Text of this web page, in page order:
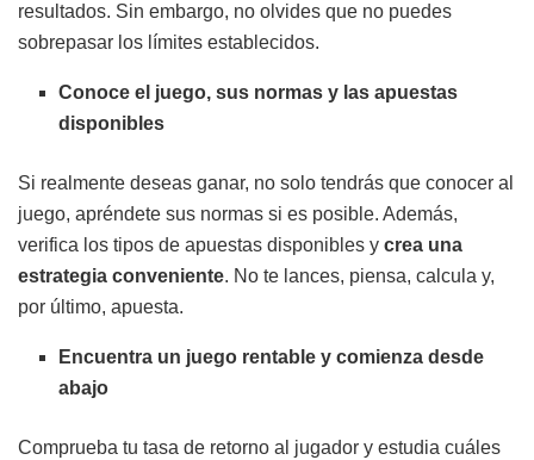
resultados. Sin embargo, no olvides que no puedes
sobrepasar los límites establecidos.
Conoce el juego, sus normas y las apuestas
disponibles
Si realmente deseas ganar, no solo tendrás que conocer al
juego, apréndete sus normas si es posible. Además,
verifica los tipos de apuestas disponibles y crea una
estrategia conveniente. No te lances, piensa, calcula y,
por último, apuesta.
Encuentra un juego rentable y comienza desde
abajo
Comprueba tu tasa de retorno al jugador y estudia cuáles